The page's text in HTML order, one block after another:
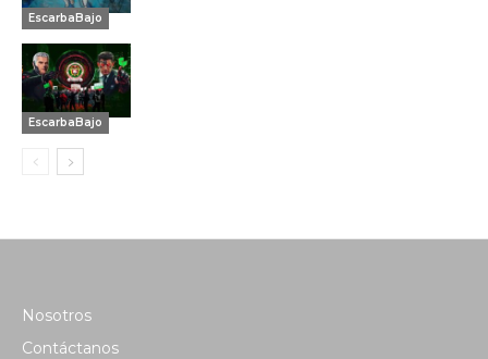
EscarbaBajo
EscarbaBajo
Nosotros
Contáctanos